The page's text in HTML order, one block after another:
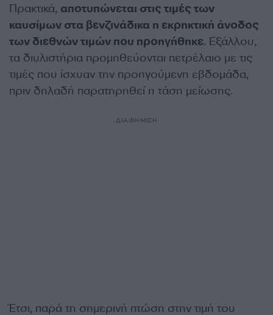
Πρακτικά, αποτυπώνεται στις τιμές των
καυσίμων στα βενζινάδικα η εκρηκτική άνοδος
των διεθνών τιμών που προηγήθηκε. Εξάλλου,
τα διυλιστήρια προμηθεύονται πετρέλαιο με τις
τιμές που ίσχυαν την προηγούμενη εβδομάδα,
πριν δηλαδή παρατηρηθεί η τάση μείωσης.
ΔΙΑΦΗΜΙΣΗ
Έτσι, παρά τη σημερινή πτώση στην τιμή του